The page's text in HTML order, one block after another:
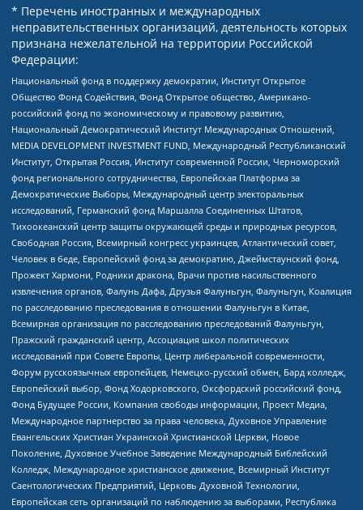
* Перечень иностранных и международных
неправительственных организаций, деятельность которых
признана нежелательной на территории Российской
Федерации:
Национальный фонд в поддержку демократии, Институт Открытое
Общество Фонд Содействия, Фонд Открытое общество, Американо-
российский фонд по экономическому и правовому развитию,
Национальный Демократический Институт Международных Отношений,
MEDIA DEVELOPMENT INVESTMENT FUND, Международный Республиканский
Институт, Открытая Россия, Институт современной России, Черноморский
фонд регионального сотрудничества, Европейская Платформа за
Демократические Выборы, Международный центр электоральных
исследований, Германский фонд Маршалла Соединенных Штатов,
Тихоокеанский центр защиты окружающей среды и природных ресурсов,
Свободная Россия, Всемирный конгресс украинцев, Атлантический совет,
Человек в беде, Европейский фонд за демократию, Джеймстаунский фонд,
Прожект Хармони, Родники дракона, Врачи против насильственного
извлечения органов, Фалунь Дафа, Друзья Фалуньгун, Фалуньгун, Коалиция
по расследованию преследования в отношении Фалуньгун в Китае,
Всемирная организация по расследованию преследований Фалуньгун,
Пражский гражданский центр, Ассоциация школ политических
исследований при Совете Европы, Центр либеральной современности,
Форум русскоязычных европейцев, Немецко-русский обмен, Бард колледж,
Европейский выбор, Фонд Ходорковского, Оксфордский российский фонд,
Фонд Будущее России, Компания свободы информации, Проект Медиа,
Международное партнерство за права человека, Духовное Управление
Евангельских Христиан Украинской Христианской Церкви, Новое
Поколение, Духовное Учебное Заведение Международный Библейский
Колледж, Международное христианское движение, Всемирный Институт
Саентологических Предприятий, Церковь Духовной Технологии,
Европейская сеть организаций по наблюдению за выборами, Республика